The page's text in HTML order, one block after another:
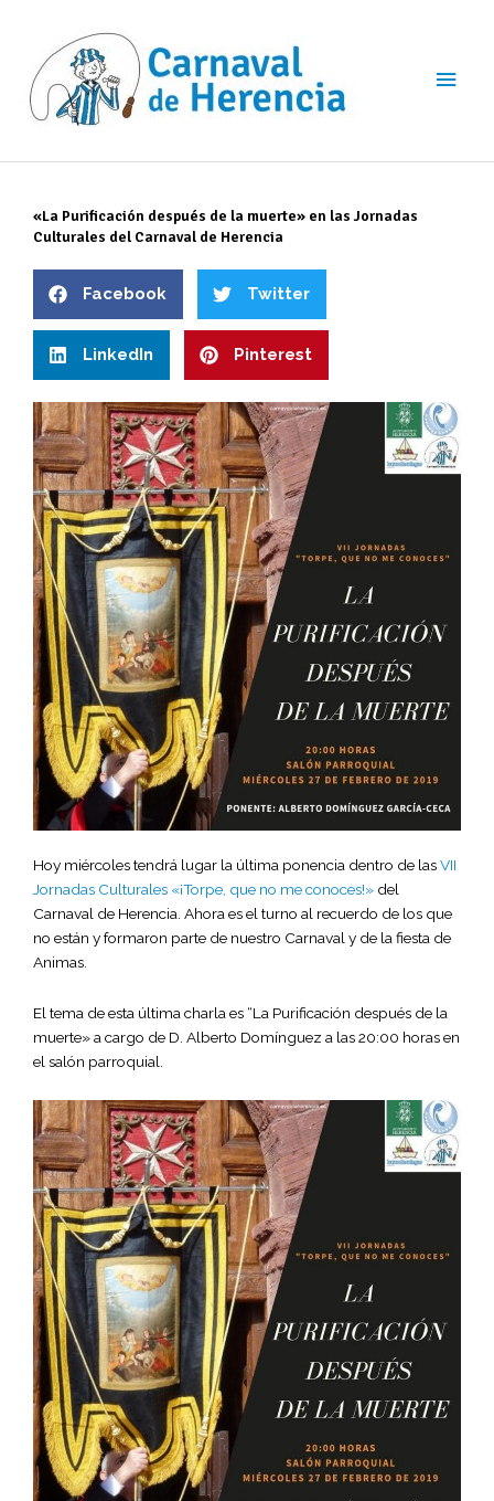
contenido
«La Purificación después de la muerte» en las Jornadas
Culturales del Carnaval de Herencia
Facebook Twitter
LinkedIn Pinterest
Hoy miércoles tendrá lugar la última ponencia dentro de lasVII
Jornadas Culturales «¡Torpe, que no me conoces!» del
Carnaval de Herencia. Ahora es el turno al recuerdo de los que
no están y formaron parte de nuestro Carnaval y de la fiesta de
Animas.
El tema de esta última charla es “La Purificación después de la
muerte» a cargo de D. Alberto Domínguez a las 20:00 horas en
el salón parroquial.